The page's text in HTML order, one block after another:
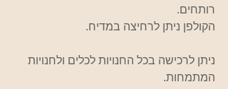
רותחים.
הקולפן ניתן לרחיצה במדיח.
ניתן לרכישה בכל החנויות לכלים ולחנויות
המתמחות.